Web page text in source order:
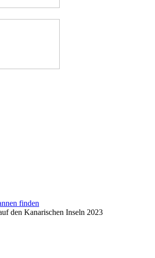
finden
den Kanarischen Inseln 2023